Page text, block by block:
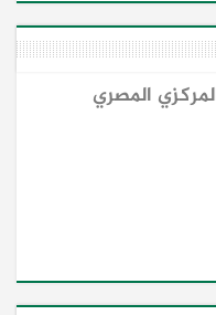
المصري